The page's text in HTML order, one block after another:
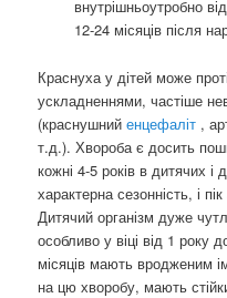
внутрішньоутробно
12-24 місяців після
Краснуха у дітей може
ускладненнями, частіше
(краснушнийенцефаліт ,
т.д.). Хвороба є досить
кожні 4-5 років в дитячих
характерна сезонність, і
Дитячий організм дуже
особливо у віці від 1 року
місяців мають вродженим
на цю хворобу, мають